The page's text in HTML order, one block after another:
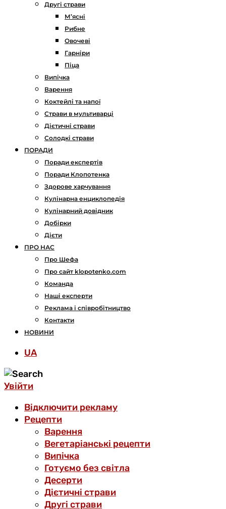
Другі страви
М’ясні
Рибне
Овочеві
Гарніри
Піца
Випічка
Варення
Коктейлі та напої
Страви в мультиварці
Дієтичні страви
Солодкі страви
ПОРАДИ
Поради експертів
Поради Клопотенка
Здорове харчування
Кулінарна енциклопедія
Кулінарний довідник
Добірки
Дієти
ПРО НАС
Про Шефа
Про сайт klopotenko.com
Команда
Наші експерти
Реклама і співробітництво
Контакти
НОВИНИ
UA
Увійти
Відключити рекламу
Рецепти
Варення
Вегетаріанські рецепти
Випічка
Готуємо без світла
Десерти
Дієтичні страви
Другі страви